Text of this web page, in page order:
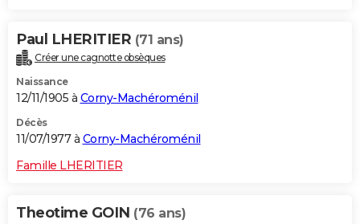
Paul LHERITIER (71 ans)
Créer une cagnotte obsèques
Naissance
12/11/1905 à Corny-Machéroménil
Décès
11/07/1977 à Corny-Machéroménil
Famille LHERITIER
Theotime GOIN (76 ans)